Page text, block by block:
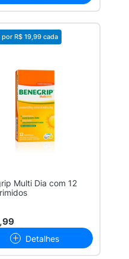
por R$ 19,99 cada
Multi Dia com 12
Detalhes